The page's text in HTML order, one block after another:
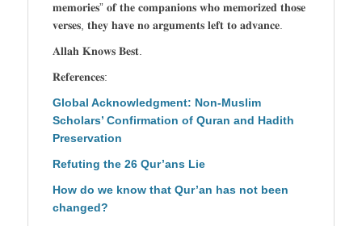
𝐦𝐞𝐦𝐨𝐫𝐢𝐞𝐬” 𝐨𝐟 𝐭𝐡𝐞 𝐜𝐨𝐦𝐩𝐚𝐧𝐢𝐨𝐧𝐬 𝐰𝐡𝐨 𝐦𝐞𝐦𝐨𝐫𝐢𝐳𝐞𝐝 𝐭𝐡𝐨𝐬𝐞
𝐯𝐞𝐫𝐬𝐞𝐬, 𝐭𝐡𝐞𝐲 𝐡𝐚𝐯𝐞 𝐧𝐨 𝐚𝐫𝐠𝐮𝐦𝐞𝐧𝐭𝐬 𝐥𝐞𝐟𝐭 𝐭𝐨 𝐚𝐝𝐯𝐚𝐧𝐜𝐞.
𝐀𝐥𝐥𝐚𝐡 𝐊𝐧𝐨𝐰𝐬 𝐁𝐞𝐬𝐭.
𝐑𝐞𝐟𝐞𝐫𝐞𝐧𝐜𝐞𝐬:
Global Acknowledgment: Non-Muslim
Scholars’ Confirmation of Quran and Hadith
Preservation
Refuting the 26 Qur’ans Lie
How do we know that Qur’an has not been
changed?